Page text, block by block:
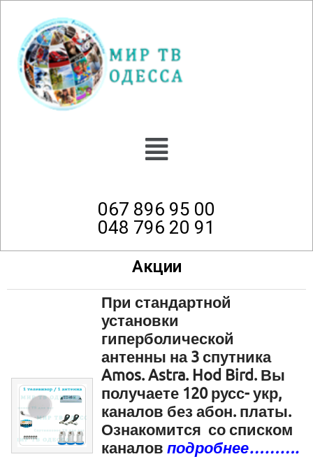
067 896 95 00
048 796 20 91
Акции
При стандартной
установки
гиперболической
антенны на 3 спутника
Amos. Astra. Hod Bird. Вы
получаете 120 русс- укр,
каналов без абон. платы.
Ознакомится со списком
каналов подробнее……….